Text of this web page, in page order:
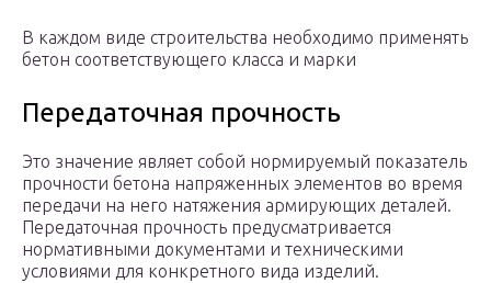
В каждом виде строительства необходимо применять
бетон соответствующего класса и марки
Передаточная прочность
Это значение являет собой нормируемый показатель
прочности бетона напряженных элементов во время
передачи на него натяжения армирующих деталей.
Передаточная прочность предусматривается
нормативными документами и техническими
условиями для конкретного вида изделий.